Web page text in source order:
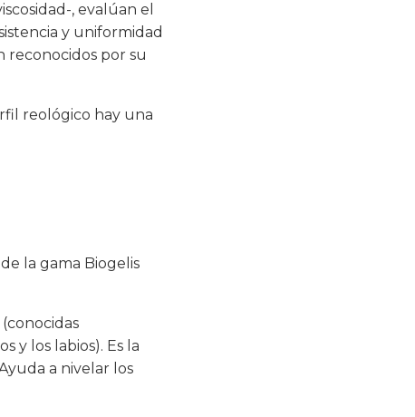
, evalúan el
y uniformidad
reconocidos por su
reológico hay una
la gama Biogelis
y los labios). Es la
a nivelar los